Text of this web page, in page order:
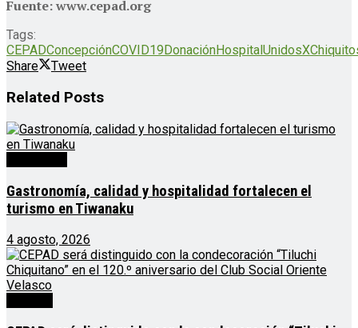
Fuente: www.cepad.org
Tags:
CEPADConcepciónCOVID19 DonaciónHospital
Share
Tweet
Related Posts
Gastronomía, calidad y hospitalidad fortalecen el
turismo en Tiwanaku
4 agosto, 2026